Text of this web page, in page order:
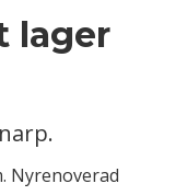
lager
Nyrenoverad